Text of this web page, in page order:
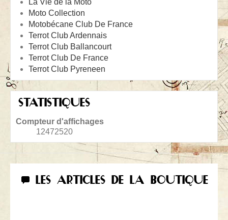
La Vie de la Moto
Moto Collection
Motobécane Club De France
Terrot Club Ardennais
Terrot Club Ballancourt
Terrot Club De France
Terrot Club Pyreneen
STATISTIQUES
Compteur d'affichages
12472520
LES ARTICLES DE LA BOUTIQUE